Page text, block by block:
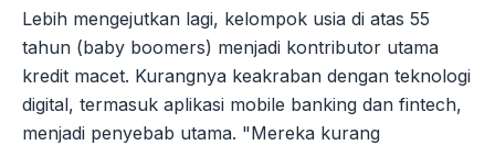
Lebih mengejutkan lagi, kelompok usia di atas 55
tahun (baby boomers) menjadi kontributor utama
kredit macet. Kurangnya keakraban dengan teknologi
digital, termasuk aplikasi mobile banking dan fintech,
menjadi penyebab utama. "Mereka kurang